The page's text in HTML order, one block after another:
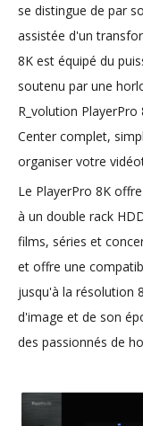
se distingue de par
assistée d'un
8K est équipé du
soutenu par une
R_volution
Center complet,
organiser votre
Le PlayerPro 8K
à un double rack
films, séries et
et offre une
jusqu'à la résolution
d'image et de son
des passionnés de